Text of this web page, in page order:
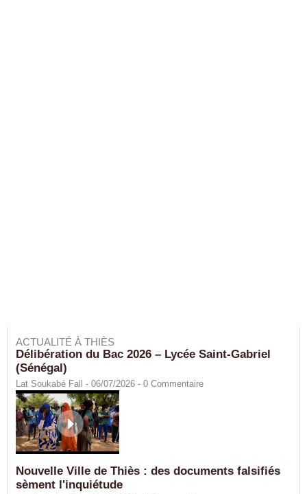
ACTUALITÉ À THIÈS
Délibération du Bac 2026 – Lycée Saint-Gabriel
(Sénégal)
Lat Soukabé Fall - 06/07/2026 - 0 Commentaire
Nouvelle Ville de Thiès : des documents falsifiés
sèment l'inquiétude